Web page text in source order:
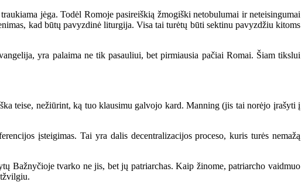
jėga. Todėl Romoje pasireiškią žmogiški netobulumai ir neteisingumai
kad būtų pavyzdinė liturgija. Visa tai turėtų būti sektinu pavyzdžiu kitoms
yra palaima ne tik pasauliui, bet pirmiausia pačiai Romai. Šiam tikslui
teise, nežiūrint, ką tuo klausimu galvojo kard. Manning (jis tai norėjo įrašyti į
įsteigimas. Tai yra dalis decentralizacijos proceso, kuris turės nemažą
Bažnyčioje tvarko ne jis, bet jų patriarchas. Kaip žinome, patriarcho vaidmuo